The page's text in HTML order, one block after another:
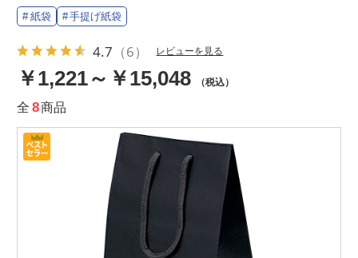
紙袋 手提げ紙袋
4.7 （6） レビューを見る
￥1,221～￥15,048 （税込）
全 8商品